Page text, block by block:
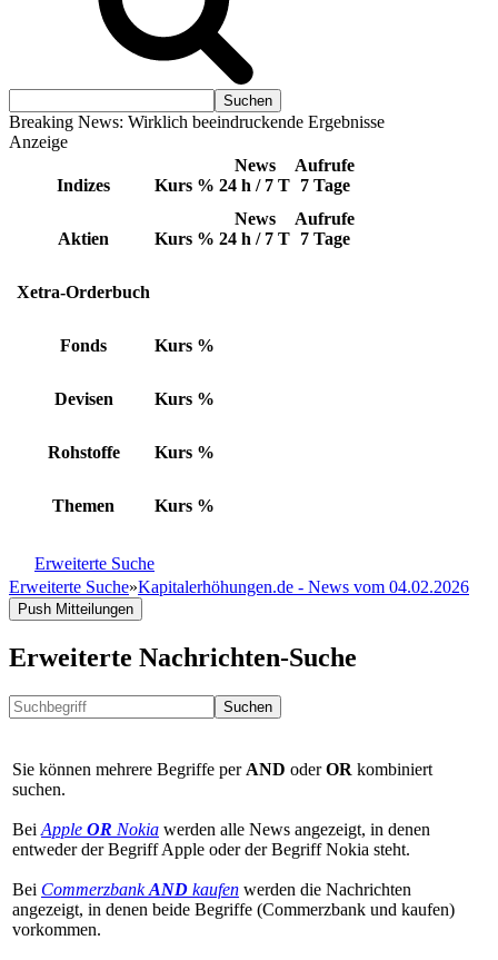
Breaking News: Wirklich beeindruckende Ergebnisse
Anzeige
Indizes Kurs %
News
24 h / 7 T
Aufrufe
7 Tage
Aktien Kurs %
News
24 h / 7 T
Aufrufe
7 Tage
Xetra-Orderbuch
Fonds Kurs %
Devisen Kurs %
Rohstoffe Kurs %
Themen Kurs %
Erweiterte Suche
Erweiterte Suche»Kapitalerhöhungen.de - News vom 04.02.2026
Push Mitteilungen
Erweiterte Nachrichten-Suche
Suchen
Sie können mehrere Begriffe per AND oderOR kombiniert
suchen.
Bei Apple OR Nokia werden alle News angezeigt, in denen
entweder der Begriff Apple oder der Begriff Nokia steht.
Bei CommerzbankAND kaufen werden die Nachrichten
angezeigt, in denen beide Begriffe (Commerzbank und kaufen)
vorkommen.